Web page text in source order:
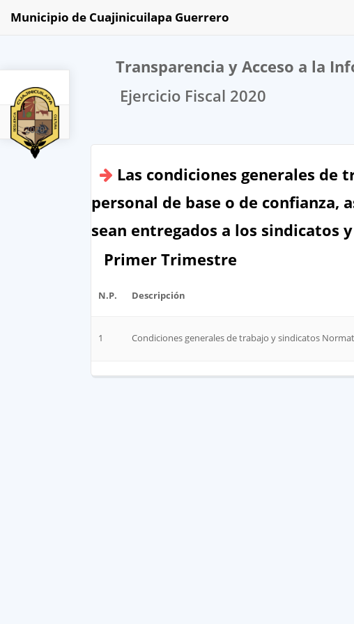
2020
Municipio de Cuajinicuilapa Guerrero
Transparencia y Acceso a la
Ejercicio Fiscal 2020
Las condiciones generales de
personal de base o de confianza,
sean entregados a los sindicatos
Primer Trimestre
N.P. Descripción
1 Condiciones generales de trabajo y sindicatos